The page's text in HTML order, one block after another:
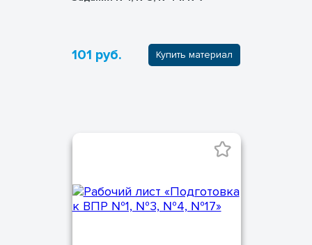
101 руб. Купить материал